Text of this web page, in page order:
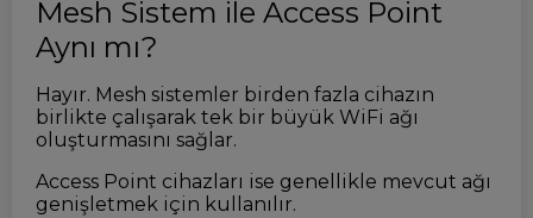
Mesh Sistem ile Access Point
Aynı mı?
Hayır. Mesh sistemler birden fazla cihazın
birlikte çalışarak tek bir büyük WiFi ağı
oluşturmasını sağlar.
Access Point cihazları ise genellikle mevcut ağı
genişletmek için kullanılır.